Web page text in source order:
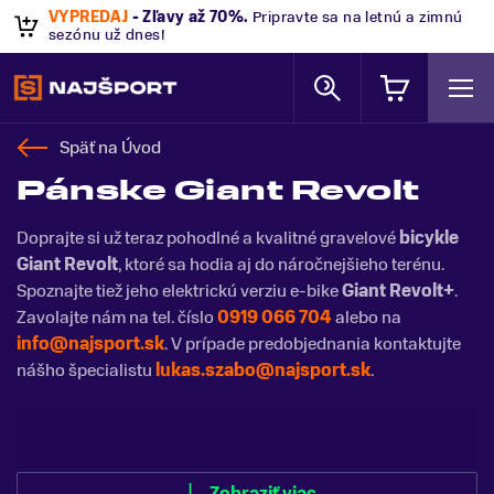
VÝPREDAJ - Zľavy až 70%. Pripravte sa na letnú a zimnú
sezónu už dnes!
Späť na Úvod
Pánske Giant Revolt
Doprajte si už teraz pohodlné a kvalitné gravelovébicykle
Giant Revolt, ktoré sa hodia aj do náročnejšieho terénu.
Spoznajte tiež jeho elektrickú verziu e-bikeGiant Revolt+.
Zavolajte nám na tel. číslo0919 066 704alebo na
info@najsport.sk. V prípade predobjednania kontaktujte
nášho špecialistu lukas.szabo@najsport.sk.
Zobraziť menej